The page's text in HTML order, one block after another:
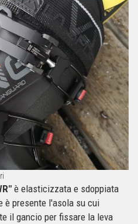
è elasticizzata e sdoppiata
è presente l'asola su cui
il gancio per fissare la leva